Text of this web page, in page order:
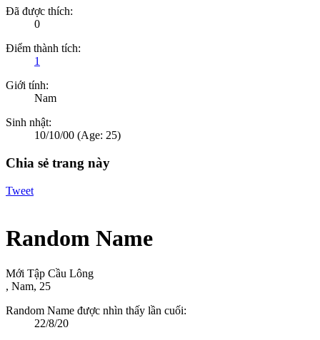
Đã được thích:
0
Điểm thành tích:
1
Giới tính:
Nam
Sinh nhật:
10/10/00 (Age: 25)
Chia sẻ trang này
Tweet
Random Name
Mới Tập Cầu Lông
, Nam, 25
Random Name được nhìn thấy lần cuối:
22/8/20